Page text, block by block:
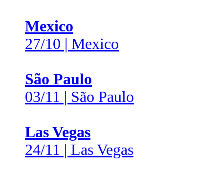
Mexico
27/10 | Mexico
São Paulo
03/11 | São Paulo
Las Vegas
24/11 | Las Vegas